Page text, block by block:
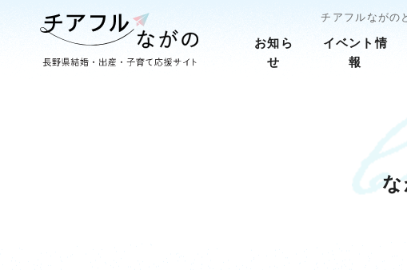
チアフルながの
お知ら
せ
イベント情
報